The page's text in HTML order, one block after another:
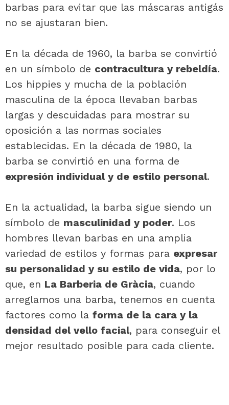
barbas para evitar que las máscaras antigás
no se ajustaran bien.
En la década de 1960, la barba se convirtió
en un símbolo de contracultura y rebeldía.
Los hippies y mucha de la población
masculina de la época llevaban barbas
largas y descuidadas para mostrar su
oposición a las normas sociales
establecidas. En la década de 1980, la
barba se convirtió en una forma de
expresión individual y de estilo personal.
En la actualidad, la barba sigue siendo un
símbolo de masculinidad y poder. Los
hombres llevan barbas en una amplia
variedad de estilos y formas para expresar
su personalidad y su estilo de vida, por lo
que, en La Barberia de Gràcia, cuando
arreglamos una barba, tenemos en cuenta
factores como la forma de la cara y la
densidad del vello facial, para conseguir el
mejor resultado posible para cada cliente.